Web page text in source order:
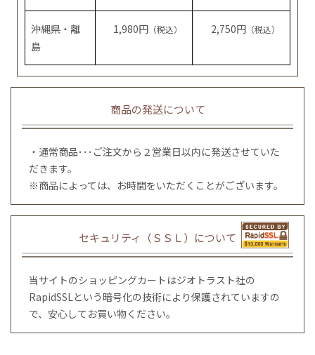
沖縄県・離
島
1,980円 （税込） 2,750円 （税込）
商品の発送について
・通常商品･･･ご注文から２営業日以内に発送させていた
だきます。
※商品によっては、お時間をいただくことがございます。
セキュリティ（ＳＳＬ）について
当サイトのショッピングカートはジオトラスト社の
RapidSSLという暗号化の技術により保護されていますの
で、安心してお買い物ください。